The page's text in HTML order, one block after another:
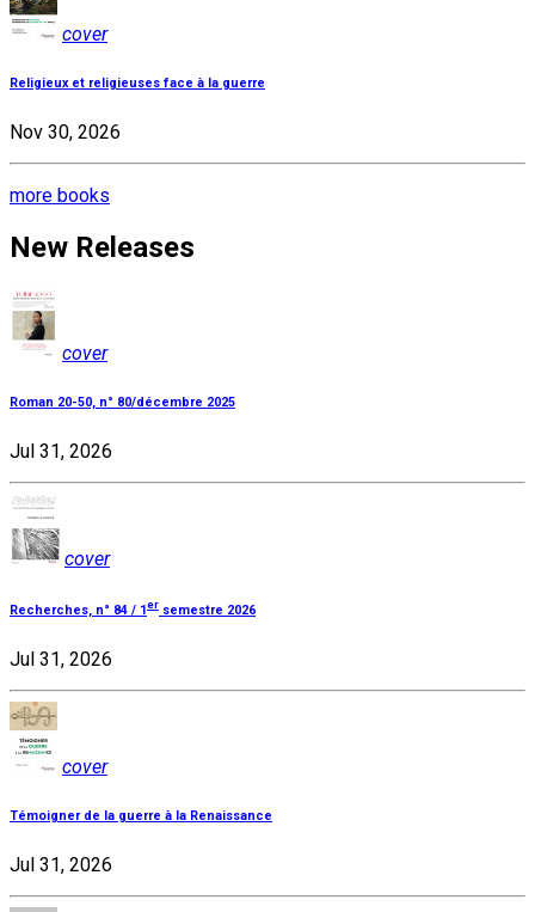
cover
Religieux et religieuses face à la guerre
Nov 30, 2026
more books
New Releases
cover
Roman 20-50, n° 80/décembre 2025
Jul 31, 2026
cover
Recherches, n° 84 / 1 er semestre 2026
Jul 31, 2026
cover
Témoigner de la guerre à la Renaissance
Jul 31, 2026